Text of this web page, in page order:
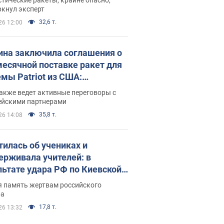
эксперт
12:00 32,6 т.
заключила соглашения о
поставке ракет для
Patriot из США:
раскрыл подробности
ведет активные переговоры с
партнерами
14:08 35,8 т.
об учениках и
учителей: в
удара РФ по Киевской
погибли директор
лицея, её муж и внук
память жертвам российского
13:32 17,8 т.